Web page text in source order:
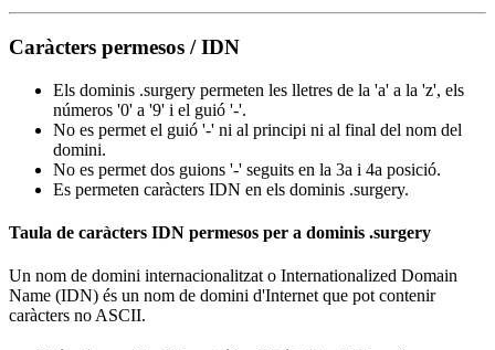
Caràcters permesos / IDN
Els dominis .surgery permeten les lletres de la 'a' a la 'z', els
números '0' a '9' i el guió '-'.
No es permet el guió '-' ni al principi ni al final del nom del
domini.
No es permet dos guions '-' seguits en la 3a i 4a posició.
Es permeten caràcters IDN en els dominis .surgery.
Taula de caràcters IDN permesos per a dominis .surgery
Un nom de domini internacionalitzat o Internationalized Domain
Name (IDN) és un nom de domini d'Internet que pot contenir
caràcters no ASCII.